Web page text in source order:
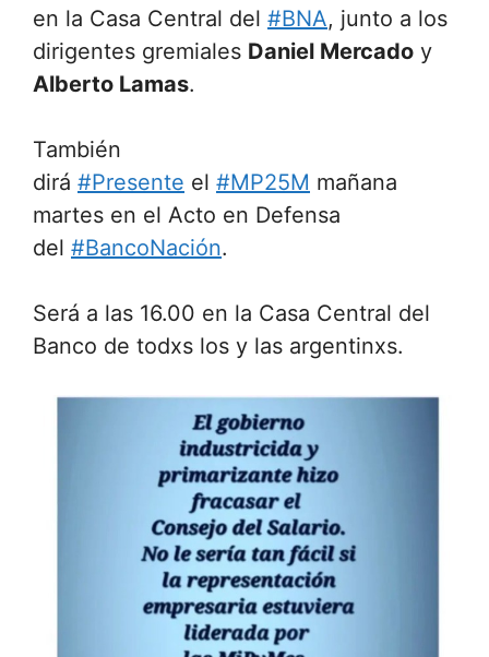
en la Casa Central del #BNA, junto a los
dirigentes gremiales Daniel Mercado y
Alberto Lamas.
También
dirá #Presente el #MP25M mañana
martes en el Acto en Defensa
del #BancoNación.
Será a las 16.00 en la Casa Central del
Banco de todxs los y las argentinxs.